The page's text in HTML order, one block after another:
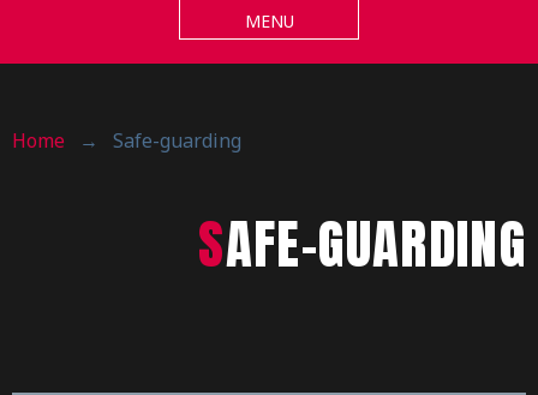
MENU
Home → Safe-guarding
SAFE-GUARDING